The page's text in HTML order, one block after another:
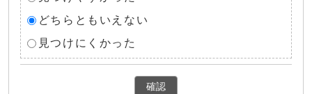
どちらともいえない
見つけにくかった
確認